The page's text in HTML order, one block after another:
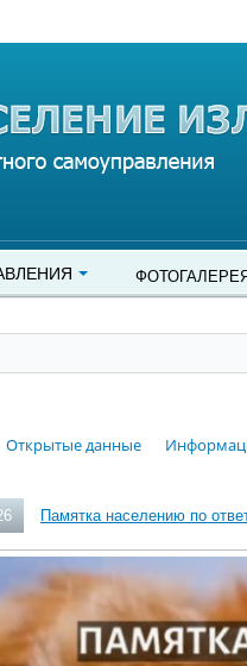
Открытые данные
Памятка населению по